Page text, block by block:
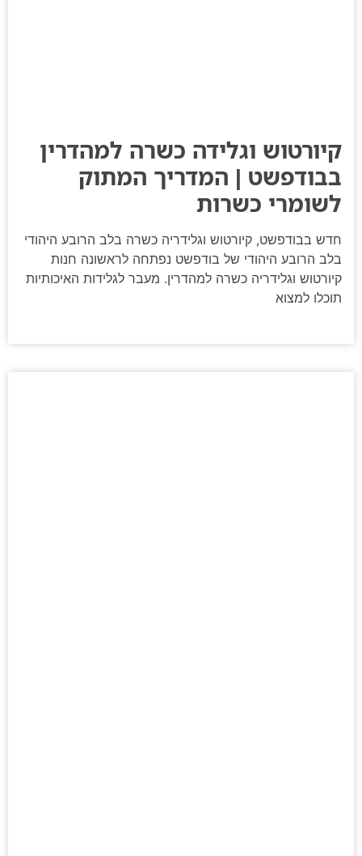
קיורטוש וגלידה כשרה למהדרין
בבודפשט | המדריך המתוק
לשומרי כשרות
חדש בבודפשט, קיורטוש וגלידריה כשרה בלב הרובע היהודי
בלב הרובע היהודי של בודפשט נפתחה לראשונה חנות
קיורטוש וגלידריה כשרה למהדרין. מעבר לגלידות האיכותיות
תוכלו למצוא